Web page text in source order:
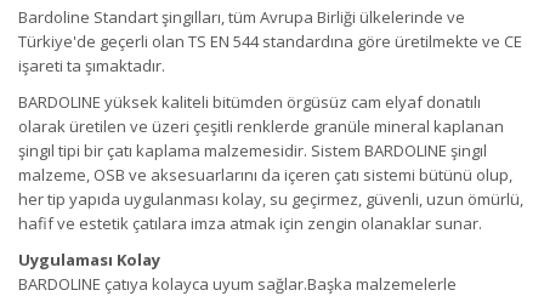
Bardoline Standartşingılları,tüm Avrupa Birliği ülkelerinde ve
Türkiye'de geçerli olan TS EN 544standardına göre üretilmekte ve CE
işareti ta şımaktadır.
BARDOLINE yüksek kaliteli bitümden örgüsüz cam elyaf donatılı
olarak üretilen ve üzeri çeşitli renklerde granüle mineral kaplanan
şingıl tipi bir çatı kaplama malzemesidir. Sistem BARDOLINE şingıl
malzeme, OSB ve aksesuarlarını da içeren çatı sistemi bütünü olup,
her tip yapıda uygulanması kolay, su geçirmez, güvenli, uzun ömürlü,
hafif ve estetik çatılara imza atmak için zengin olanaklar sunar.
Uygulaması Kolay
BARDOLINE çatıya kolayca uyum sağlar.Başka malzemelerle